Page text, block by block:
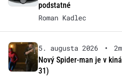
podstatné
Roman Kadlec
5. augusta 2026 •
2m
Nový Spider-man je v
31)